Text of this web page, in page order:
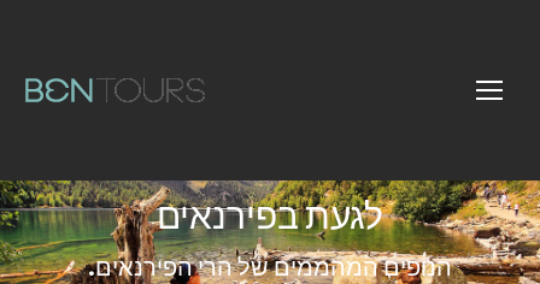
לגעת בפירנאים
הנופים המהממים של הרי הפירנאים.
You are here: